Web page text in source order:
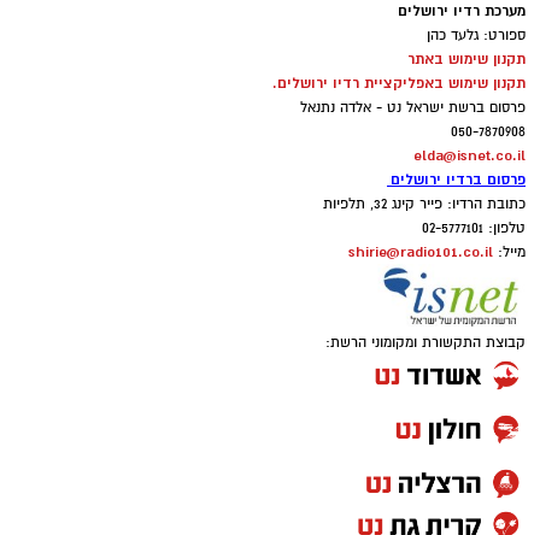
מערכת רדיו ירושלים
ספורט: גלעד כהן
תקנון שימוש באתר
תקנון שימוש באפליקציית רדיו ירושלים.
פרסום ברשת ישראל נט - אלדה נתנאל
050-7870908
elda@isnet.co.il
פרסום ברדיו ירושלים
כתובת הרדיו: פייר קינג 32, תלפיות
טלפון: 02-5777101
מייל: shirie@radio101.co.il
קבוצת התקשורת ומקומוני הרשת: